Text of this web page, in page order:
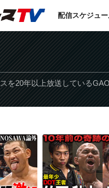
配信スケジュ
を20年以上放送している
全日本プロレス バトルライブラリー 2006年8月20日 川田利明/土方隆司 VS 鈴木みのる/NOSAWA論外